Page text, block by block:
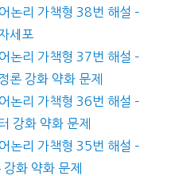
논리 가책형 38번 해설 –
세포
논리 가책형 37번 해설 –
론 강화 약화 문제
논리 가책형 36번 해설 –
강화 약화 문제
논리 가책형 35번 해설 –
화 약화 문제